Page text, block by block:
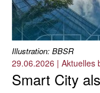
Illustration: BBSR
29.06.2026 | Aktuelles
Smart City